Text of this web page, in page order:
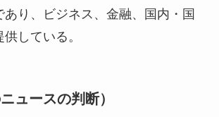
あり、ビジネス、金融、国内・国
している。
ュースの判断）